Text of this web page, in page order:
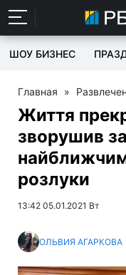
ШОУ БИЗНЕС
Главная »
Життя
зворушив
розлуки
13:42 05.01.2021 Вт
ОЛЬВИЯ АГАРКОВА